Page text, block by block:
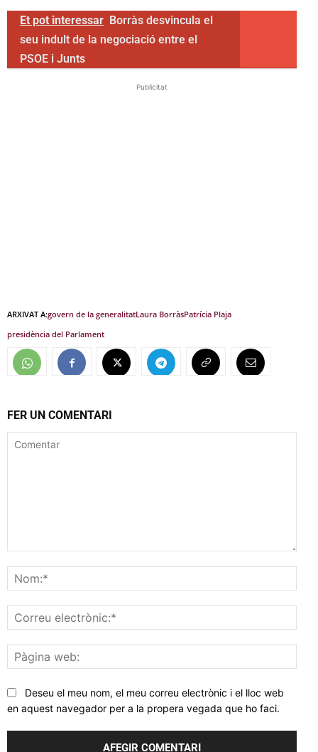
Et pot interessar Borràs desvincula el
seu indult de la negociació entre el
PSOE i Junts
Publicitat
ARXIVAT A:govern de la generalitatLaura BorràsPatrícia Plaja
presidència del Parlament
FER UN COMENTARI
web:
Deseu el meu nom, el meu correu electrònic i el lloc web
en aquest navegador per a la propera vegada que ho faci.